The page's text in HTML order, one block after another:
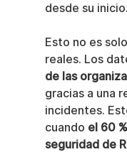
desde su inicio.
Esto no es
reales. Los
de las
gracias a una
incidentes.
cuando el 60
seguridad de